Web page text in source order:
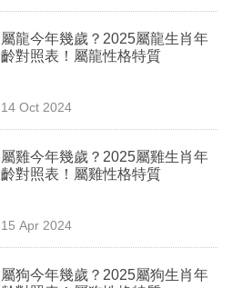
屬龍今年幾歲？2025屬龍生肖年
齡對照表！屬龍性格特質
14 Oct 2024
屬雞今年幾歲？2025屬雞生肖年
齡對照表！屬雞性格特質
15 Apr 2024
屬狗今年幾歲？2025屬狗生肖年